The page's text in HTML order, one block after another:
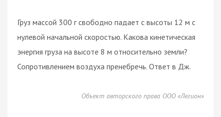
Груз массой 300 г свободно падает с высоты 12 м с
нулевой начальной скоростью. Какова кинетическая
энергия груза на высоте 8 м относительно земли?
Сопротивлением воздуха пренебречь. Ответ в Дж.
Объект авторского права ООО «Легион»